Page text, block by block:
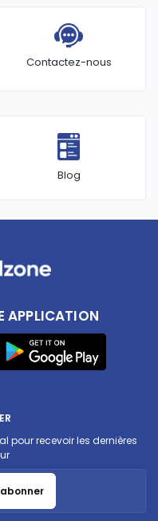
Contactez-nous
Blog
APPLICATION
pour recevoir les dernières